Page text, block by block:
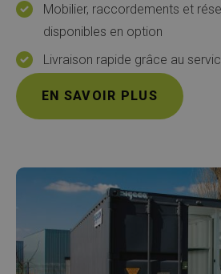
Mobilier, raccordements et
disponibles en option
Livraison rapide grâce au
EN SAVOIR PLUS
Afbeelding
item